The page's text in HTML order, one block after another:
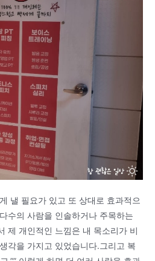
낼 필요가 있고 또 상대로 효과적으
수의 사람을 인솔하거나 주목하는
제 개인적인 느낌은 내 목소리가 비
각을 가지고 있었습니다.그리고 복